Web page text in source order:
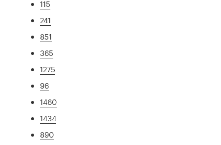
115
241
851
365
1275
96
1460
1434
890